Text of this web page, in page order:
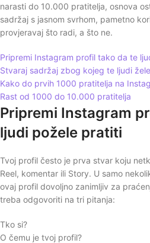
narasti do 10.000 pratitelja, osnova
sadržaj s jasnom svrhom, pametno
provjeravaj što radi, a što ne.
Pripremi Instagram profil tako da te
Stvaraj sadržaj zbog kojeg te ljudi
Kako do prvih 1000 pratitelja na
Rast od 1000 do 10.000 pratitelja
Pripremi Instagram
ljudi požele pratiti
Tvoj profil često je prva stvar koju
Reel, komentar ili Story. U samo
ovaj profil dovoljno zanimljiv za
treba odgovoriti na tri pitanja:
Tko si?
O čemu je tvoj profil?